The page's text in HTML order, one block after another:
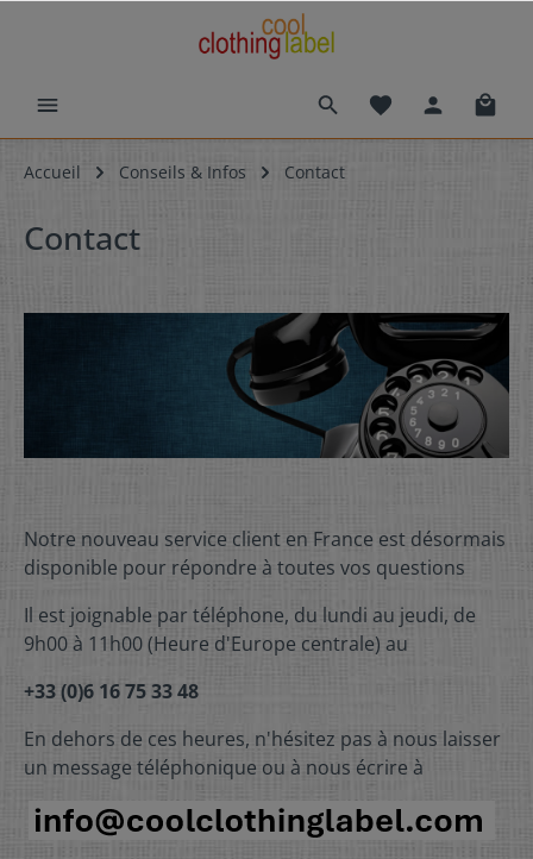
Accueil Conseils & Infos Contact
Contact
Notre nouveau service client en France est désormais
disponible pour répondre à toutes vos questions
Il est joignable par téléphone, du lundi au jeudi, de
9h00 à 11h00 (Heure d'Europe centrale) au
+33 (0)6 16 75 33 48
En dehors de ces heures, n'hésitez pas à nous laisser
un message téléphonique ou à nous écrire à